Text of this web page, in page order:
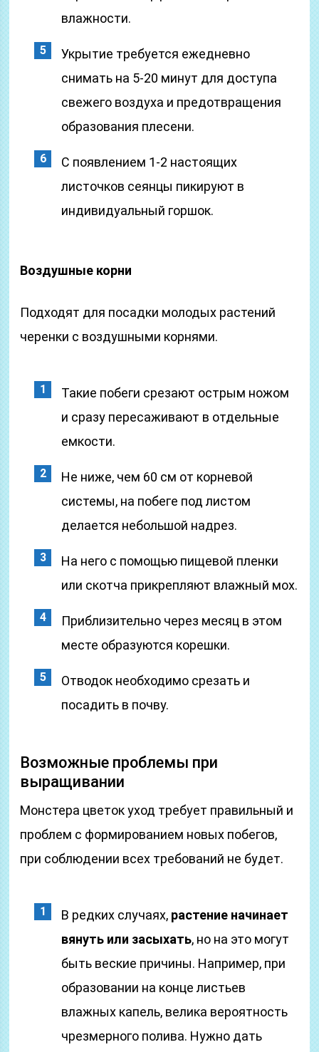
влажности.
Укрытие требуется ежедневно
снимать на 5-20 минут для доступа
свежего воздуха и предотвращения
образования плесени.
С появлением 1-2 настоящих
листочков сеянцы пикируют в
индивидуальный горшок.
Воздушные корни
Подходят для посадки молодых растений
черенки с воздушными корнями.
Такие побеги срезают острым ножом
и сразу пересаживают в отдельные
емкости.
Не ниже, чем 60 см от корневой
системы, на побеге под листом
делается небольшой надрез.
На него с помощью пищевой пленки
или скотча прикрепляют влажный мох.
Приблизительно через месяц в этом
месте образуются корешки.
Отводок необходимо срезать и
посадить в почву.
Возможные проблемы при
выращивании
Монстера цветок уход требует правильный и
проблем с формированием новых побегов,
при соблюдении всех требований не будет.
В редких случаях, растение начинает
вянуть или засыхать, но на это могут
быть веские причины. Например, при
образовании на конце листьев
влажных капель, велика вероятность
чрезмерного полива. Нужно дать